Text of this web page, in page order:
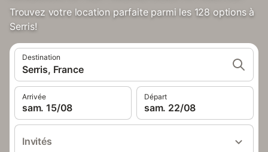
Trouvez votre location parfaite parmi les 128 options à
Serris!
Destination
Serris, France
Arrivée
sam. 15/08
Départ
sam. 22/08
Invités